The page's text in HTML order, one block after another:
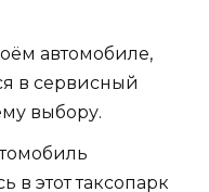
автомобиле,
в сервисный
выбору.
в этот таксопарк